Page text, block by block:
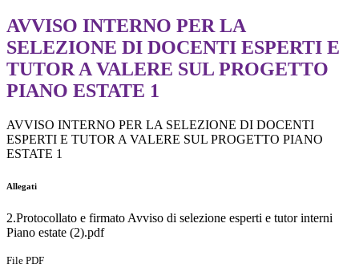
AVVISO INTERNO PER LA
SELEZIONE DI DOCENTI ESPERTI E
TUTOR A VALERE SUL PROGETTO
PIANO ESTATE 1
AVVISO INTERNO PER LA SELEZIONE DI DOCENTI
ESPERTI E TUTOR A VALERE SUL PROGETTO PIANO
ESTATE 1
Allegati
2.Protocollato e firmato Avviso di selezione esperti e tutor interni
Piano estate (2).pdf
File PDF